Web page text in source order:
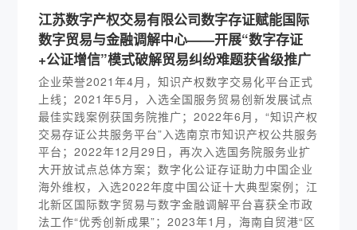
江苏数字产权交易有限公司数字存证赋能国际
数字贸易与金融调解中心——开展“数字存证
+公证增信”模式破解贸易纠纷难题获省级推广
企业荣誉2021年4月，知识产权数字交易化平台正式
上线；2021年5月，入选全国服务贸易创新发展试点
最佳实践案例获国务院推广；2022年6月，“知识产权
交易存证公共服务平台”入选南京市知识产权公共服务
平台；2022年12月29日，再次入选国务院服务业扩
大开放试点总体方案；数字化公证存证助力中国企业
海外维权，入选2022年度中国公证十大典型案例；江
北新区国际数字贸易与数字金融调解平台喜获全市政
法工作“优秀创新成果”；2023年1月，海南自贸港“区